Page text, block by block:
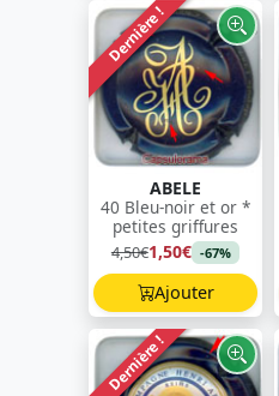
Dernière !
ABELE
40 Bleu-noir et or *
petites griffures
4,50€1,50€ -67%
Ajouter
Dernière !